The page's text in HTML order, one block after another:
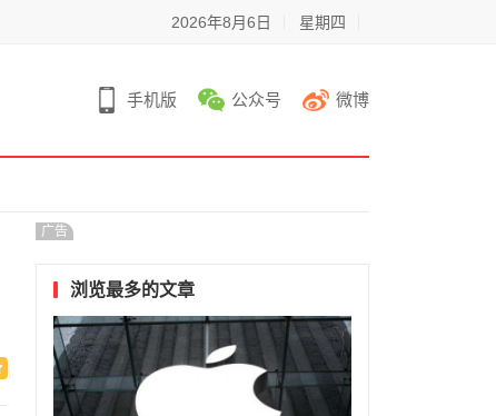
2026年8月6日 星期四
手机版 公众号 微博
广告
浏览最多的文章